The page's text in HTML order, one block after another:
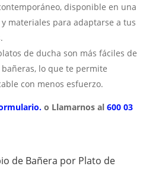
disponible en una
materiales para adaptarse a tus
de ducha son más fáciles de
lo que te permite
con menos esfuerzo.
o Llamarnos al 600 03
de Bañera por Plato de